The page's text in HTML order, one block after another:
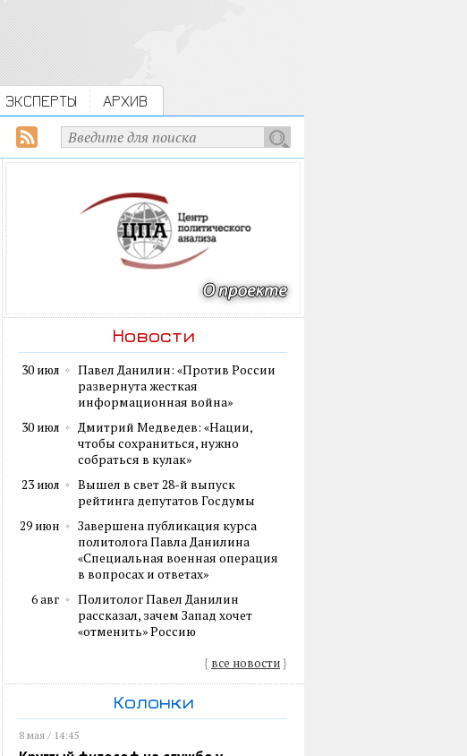
ЭКСПЕРТЫ АРХИВ
Новости
30 июл
Павел Данилин: «Против России
развернута жесткая
информационная война»
30 июл
Дмитрий Медведев: «Нации,
чтобы сохраниться, нужно
собраться в кулак»
23 июл
Вышел в свет 28-й выпуск
рейтинга депутатов Госдумы
29 июн
Завершена публикация курса
политолога Павла Данилина
«Специальная военная операция
в вопросах и ответах»
6 авг
Политолог Павел Данилин
рассказал, зачем Запад хочет
«отменить» Россию
{ все новости}
Колонки
8 мая / 14:45